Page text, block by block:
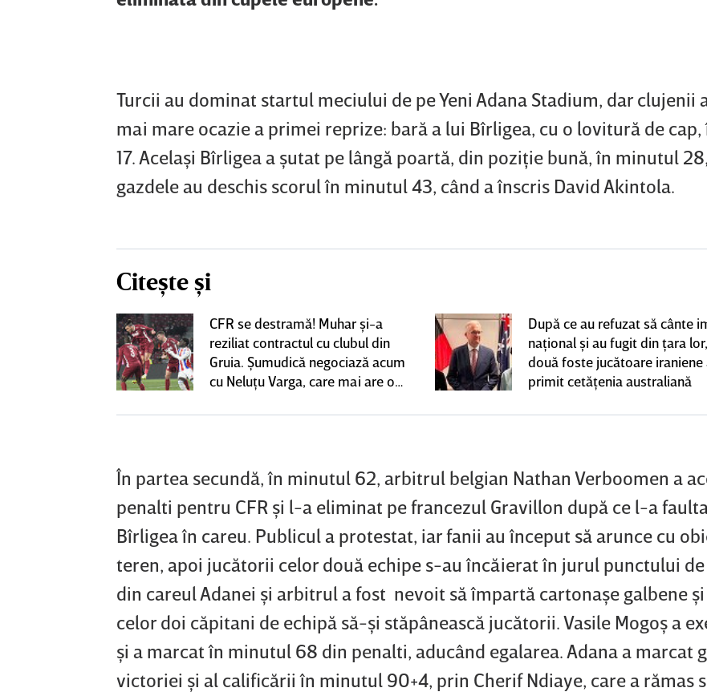
Turcii au dominat startul meciului de pe Yeni Adana Stadium, dar clujenii
mai mare ocazie a primei reprize: bară a lui Bîrligea, cu o lovitură de
17. Acelaşi Bîrligea a şutat pe lângă poartă, din poziţie bună, în minutul
gazdele au deschis scorul în minutul 43, când a înscris David Akintola.
Citește și
CFR se destramă! Muhar şi-a
reziliat contractul cu clubul din
Gruia. Şumudică negociază acum
cu Neluţu Varga, care mai are o
EXCLUSIV
După ce au refuzat să cânte
naţional şi au fugit din ţara lor,
două foste jucătoare iraniene
primit cetăţenia australiană
În partea secundă, în minutul 62, arbitrul belgian Nathan Verboomen a
penalti pentru CFR şi l-a eliminat pe francezul Gravillon după ce l-a
Bîrligea în careu. Publicul a protestat, iar fanii au început să arunce cu
teren, apoi jucătorii celor două echipe s-au încăierat în jurul punctului de
din careul Adanei şi arbitrul a fost nevoit să împartă cartonaşe galbene şi
celor doi căpitani de echipă să-şi stăpânească jucătorii. Vasile Mogoş a
şi a marcat în minutul 68 din penalti, aducând egalarea. Adana a marcat
victoriei şi al calificării în minutul 90+4, prin Cherif Ndiaye, care a rămas